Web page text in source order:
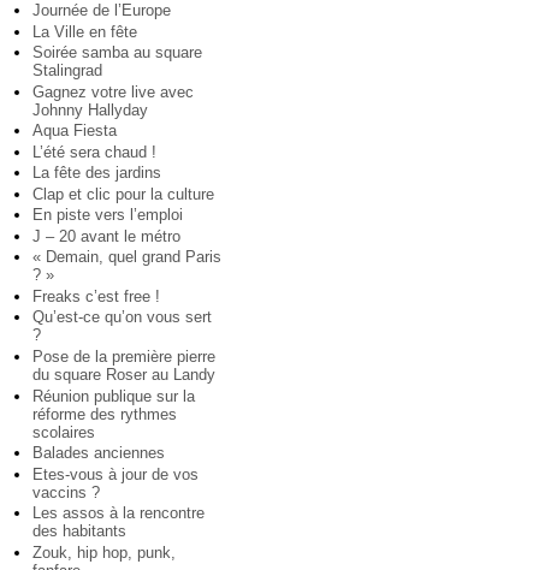
Journée de l’Europe
La Ville en fête
Soirée samba au square
Stalingrad
Gagnez votre live avec
Johnny Hallyday
Aqua Fiesta
L’été sera chaud !
La fête des jardins
Clap et clic pour la culture
En piste vers l’emploi
J – 20 avant le métro
« Demain, quel grand Paris
? »
Freaks c’est free !
Qu’est-ce qu’on vous sert
?
Pose de la première pierre
du square Roser au Landy
Réunion publique sur la
réforme des rythmes
scolaires
Balades anciennes
Etes-vous à jour de vos
vaccins ?
Les assos à la rencontre
des habitants
Zouk, hip hop, punk,